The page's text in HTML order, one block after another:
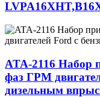
ATA-2116 Набор
фаз ГРМ
дизельным